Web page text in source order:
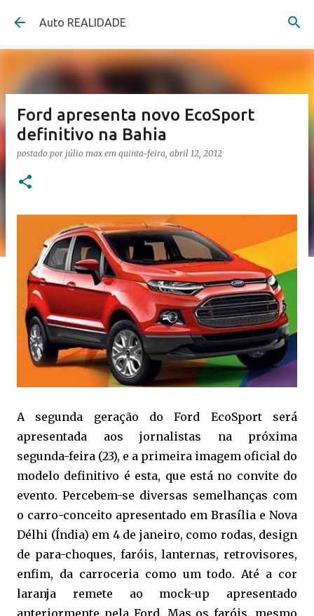
Pular para o conteúdo principal
Auto REALIDADE
Ford apresenta novo EcoSport
definitivo na Bahia
postado por júlio max em quinta-feira, abril 12, 2012
A segunda geração do Ford EcoSport será
apresentada aos jornalistas na próxima
segunda-feira (23), e a primeira imagem oficial do
modelo definitivo é esta, que está no convite do
evento. Percebem-se diversas semelhanças com
o carro-conceito apresentado em Brasília e Nova
Délhi (Índia) em 4 de janeiro, como rodas, design
de para-choques, faróis, lanternas, retrovisores,
enfim, da carroceria como um todo. Até a cor
laranja remete ao mock-up apresentado
anteriormente pela Ford. Mas os faróis, mesmo